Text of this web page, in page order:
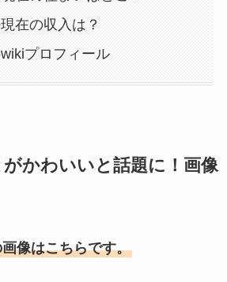
在の収入は？
プロフィール
かわいいと話題に！画像
像はこちらです。